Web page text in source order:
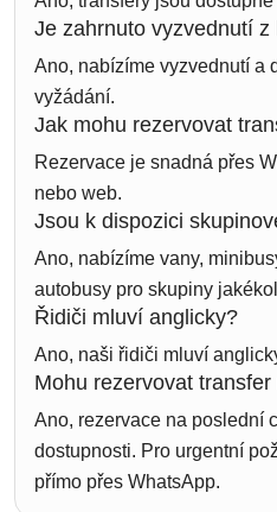
Je zahrnuto vyzvednutí z
Ano, nabízíme vyzvednutí a
vyžádání.
Jak mohu rezervovat
Rezervace je snadná přes
nebo web.
Jsou k dispozici
Ano, nabízíme vany,
autobusy pro skupiny
Řidiči mluví anglicky?
Ano, naši řidiči mluví
Mohu rezervovat
Ano, rezervace na poslední
dostupnosti. Pro urgentní
přímo přes WhatsApp.